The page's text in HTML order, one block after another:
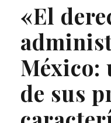
«El
México:
de sus